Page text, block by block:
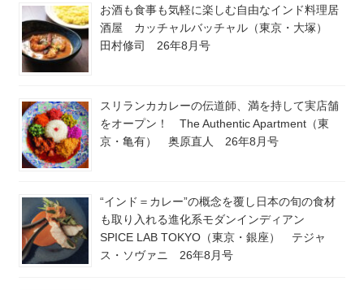
お酒も食事も気軽に楽しむ自由なインド料理居
酒屋 カッチャルバッチャル（東京・大塚）
田村修司 26年8月号
スリランカカレーの伝道師、満を持して実店舗
をオープン！ The Authentic Apartment（東
京・亀有） 奥原直人 26年8月号
“インド＝カレー”の概念を覆し日本の旬の食材
も取り入れる進化系モダンインディアン
SPICE LAB TOKYO（東京・銀座） テジャ
ス・ソヴァニ 26年8月号